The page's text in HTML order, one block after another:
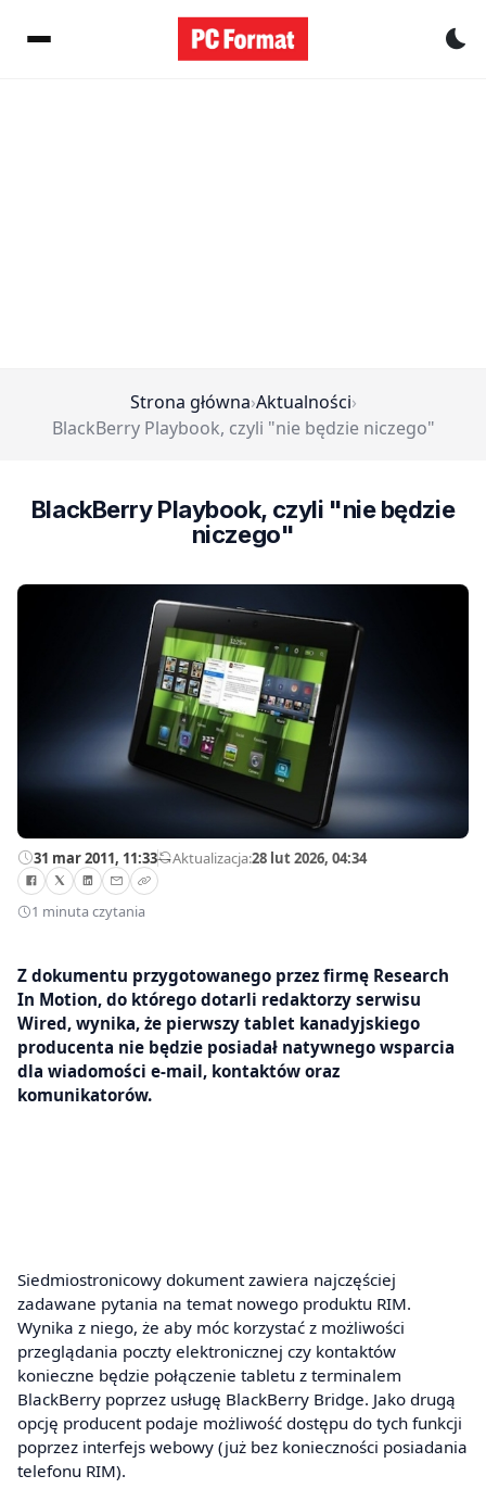
Strona główna›Aktualności›
BlackBerry Playbook, czyli "nie będzie niczego"
BlackBerry Playbook, czyli "nie będzie
niczego"
31 mar 2011, 11:33—Aktualizacja:28 lut 2026, 04:34
1 minuta czytania
Z dokumentu przygotowanego przez firmę Research
In Motion, do którego dotarli redaktorzy serwisu
Wired, wynika, że pierwszy tablet kanadyjskiego
producenta nie będzie posiadał natywnego wsparcia
dla wiadomości e-mail, kontaktów oraz
komunikatorów.
Siedmiostronicowy dokument zawiera najczęściej
zadawane pytania na temat nowego produktu RIM.
Wynika z niego, że aby móc korzystać z możliwości
przeglądania poczty elektronicznej czy kontaktów
konieczne będzie połączenie tabletu z terminalem
BlackBerry poprzez usługę BlackBerry Bridge. Jako drugą
opcję producent podaje możliwość dostępu do tych funkcji
poprzez interfejs webowy (już bez konieczności posiadania
telefonu RIM).